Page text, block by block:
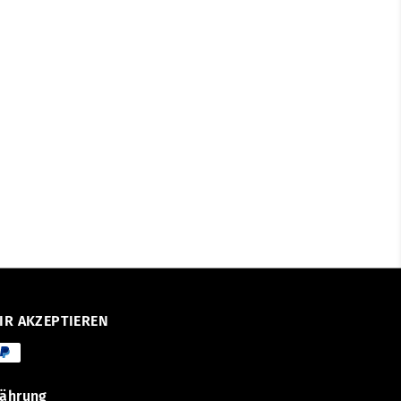
AKZEPTIEREN